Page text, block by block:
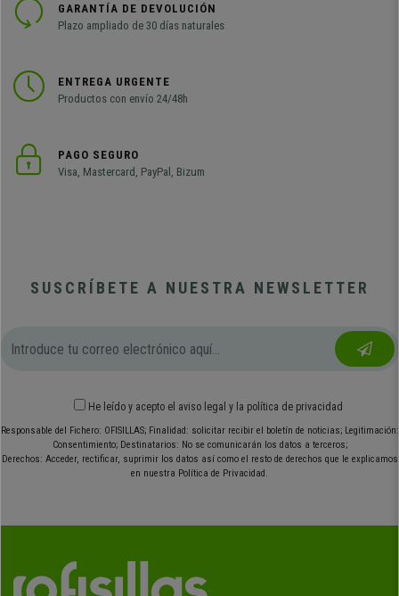
GARANTÍA DE DEVOLUCIÓN
Plazo ampliado de 30 días naturales
ENTREGA URGENTE
Productos con envío 24/48h
PAGO SEGURO
Visa, Mastercard, PayPal, Bizum
SUSCRÍBETE A NUESTRA NEWSLETTER
He leído y acepto el aviso legal y la política de privacidad
Responsable del Fichero: OFISILLAS; Finalidad: solicitar recibir el boletín de noticias; Legitimación:
Consentimiento; Destinatarios: No se comunicarán los datos a terceros;
Derechos: Acceder, rectificar, suprimir los datos así como el resto de derechos que le explicamos
en nuestra Política de Privacidad.